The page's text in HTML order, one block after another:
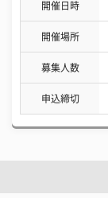
開催日時
開催場所
募集人数
申込締切